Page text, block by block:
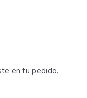
en tu pedido.